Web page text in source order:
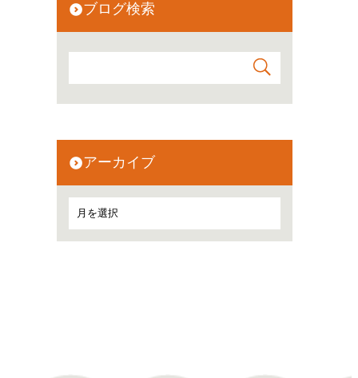
ブログ検索
アーカイブ